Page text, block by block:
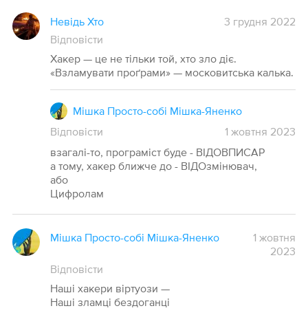
Невідь Хто
3 грудня 2022
Відповісти
Хакер — це не тільки той, хто зло діє.
«Взламувати проґрами» — московитська калька.
Мішка Просто-собі Мішка-Яненко
Відповісти
1жовтня 2023
взагалі-то, програміст буде - ВІДОВПИСАР
а тому, хакер ближче до - ВІДОзмінювач,
або
Цифролам
Мішка Просто-собі Мішка-Яненко
1 жовтня
2023
Відповісти
Наші хакери віртуози —
Наші зламці бездоганці